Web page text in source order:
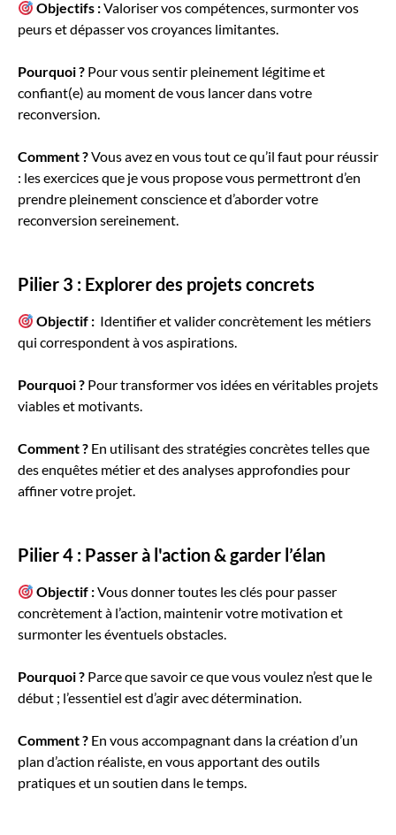
Objectifs :Valoriser vos compétences, surmonter vos
peurs et dépasser vos croyances limitantes.
Pourquoi ? Pour vous sentir pleinement légitime et
confiant(e) au moment de vous lancer dans votre
reconversion.
Comment ?Vous avez en vous tout ce qu’il faut pour réussir
: les exercices que je vous propose vous permettront d’en
prendre pleinement conscience et d’aborder votre
reconversion sereinement.
Pilier 3 : Explorer des projets concrets
Objectif : Identifier et valider concrètement les métiers
qui correspondent à vos aspirations.
Pourquoi ? Pour transformer vos idées en véritables projets
viables et motivants.
Comment ? En utilisant des stratégies concrètes telles que
des enquêtes métier et des analyses approfondies pour
affiner votre projet.
Pilier 4 : Passer à l'action & garder l’élan
Objectif :Vous donner toutes les clés pour passer
concrètement à l’action, maintenir votre motivation et
surmonter les éventuels obstacles.
Pourquoi ? Parce que savoir ce que vous voulez n’est que le
début ; l’essentiel est d’agir avec détermination.
Comment ? En vous accompagnant dans la création d’un
plan d’action réaliste, en vous apportant des outils
pratiques et un soutien dans le temps.